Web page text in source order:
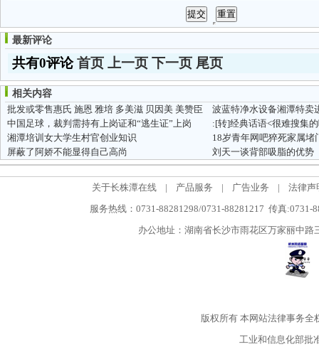
最新评论
共有0评论首页 上一页 下一页 尾页
相关内容
批发或零售惠氏 施恩 雅培 多美滋 贝因美 美赞臣
波蓝特净水设备湘潭特卖
中国足球，裁判需持有上岗证和“逃生证”上岗
:[转]经典话语<很难搜集
湘潭培训女大学生村官创业知识
18岁青年网吧猝死家属堵
屏蔽了阿娇不能显得自己高尚
刘天一谈背部吸脂的优势
关于长株潭在线 | 产品服务 | 广告业务 |
法律声
服务热线：0731-88281298/0731-88281217 传真:0731-
办公地址：湖南省长沙市雨花区万家丽中
版权所有本网站法律事务全
工业和信息化部批